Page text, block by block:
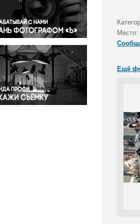
Правосудие
Происшествия и конфликты
Религия
Светская жизнь
Спорт
Экология
Экономика и бизнес
Место:
Ещё